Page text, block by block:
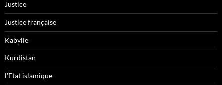
Justice
Justice française
Kabylie
Kurdistan
l'Etat islamique